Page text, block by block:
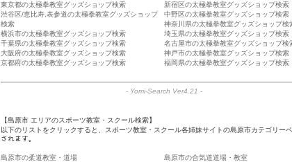
東京都の太極拳教室グッズショップ検索
新宿区の太極拳教室グッズショップ検索
渋谷区/恵比寿,表参道の太極拳教室グッズショップ
検索
中野区の太極拳教室グッズショップ検索
神奈川県の太極拳教室グッズショップ検
横浜市の太極拳教室グッズショップ検索
埼玉県の太極拳教室グッズショップ検索
千葉県の太極拳教室グッズショップ検索
名古屋市の太極拳教室グッズショップ検
大阪府の太極拳教室グッズショップ検索
神戸市の太極拳教室グッズショップ検索
京都府の太極拳教室グッズショップ検索
福岡県の太極拳教室グッズショップ検索
- Yomi-Search Ver4.21 -
【島原市 エリアのスポーツ教室・スクール検索】
以下のリストをクリックすると、スポーツ教室・スクール各姉妹サイトの島原市カテゴリー
されます。
島原市の柔道教室・道場
島原市の合気道道場・教室